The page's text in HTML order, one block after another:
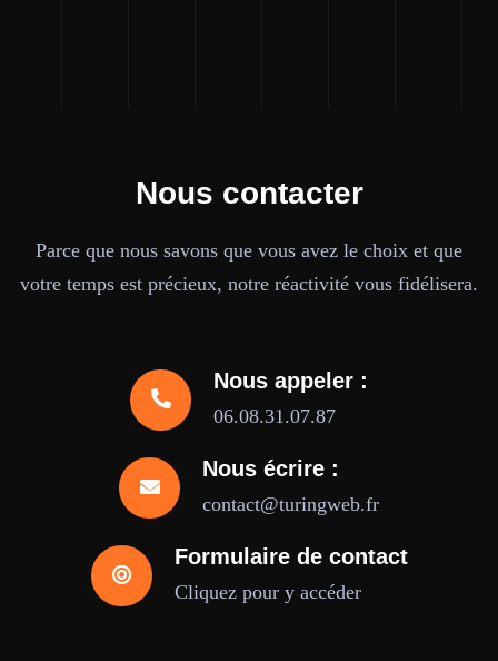
Nous contacter
Parce que nous savons que vous avez le choix et que
votre temps est précieux, notre réactivité vous fidélisera.
Nous appeler :
06.08.31.07.87
Nous écrire :
contact@turingweb.fr
Formulaire de contact
Cliquez pour y accéder